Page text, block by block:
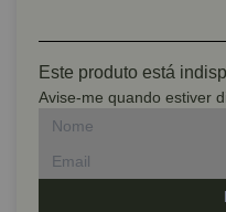
Este produto está
Avise-me quando estiver